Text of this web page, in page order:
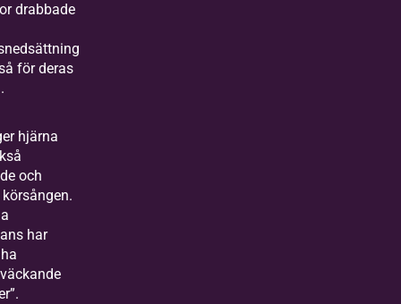
drabbade
för deras
hjärna
och
har